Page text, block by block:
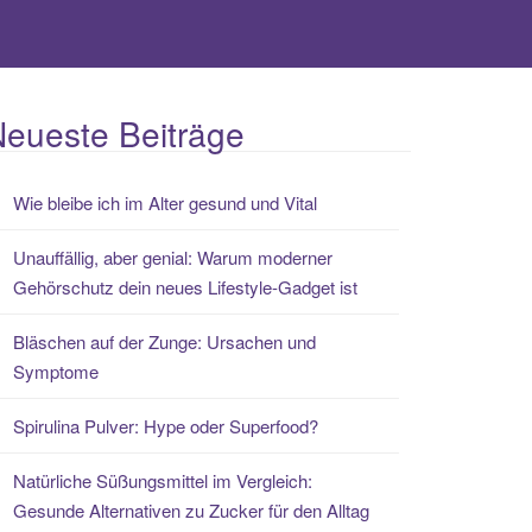
Beiträge
Wie bleibe ich im Alter gesund und Vital
Unauffällig, aber genial: Warum moderner
Gehörschutz dein neues Lifestyle-Gadget ist
Bläschen auf der Zunge: Ursachen und
Symptome
Spirulina Pulver: Hype oder Superfood?
Natürliche Süßungsmittel im Vergleich:
Gesunde Alternativen zu Zucker für den Alltag